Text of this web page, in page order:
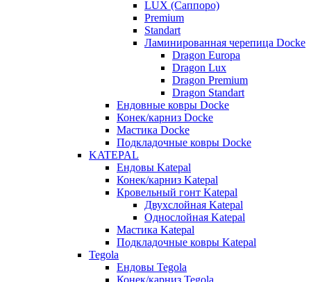
LUX (Саппоро)
Premium
Standart
Ламинированная черепица Docke
Dragon Europa
Dragon Lux
Dragon Premium
Dragon Standart
Ендовные ковры Docke
Конек/карниз Docke
Мастика Docke
Подкладочные ковры Docke
KATEPAL
Ендовы Katepal
Конек/карниз Katepal
Кровельный гонт Katepal
Двухслойная Katepal
Однослойная Katepal
Мастика Katepal
Подкладочные ковры Katepal
Tegola
Ендовы Tegola
Конек/карниз Tegola